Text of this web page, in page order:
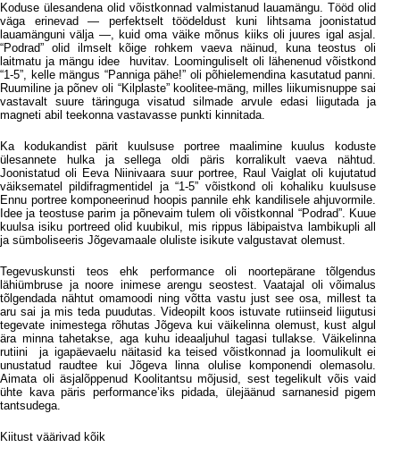
Koduse ülesandena olid võistkonnad valmistanud lauamängu. Tööd olid
väga erinevad — perfektselt töödeldust kuni lihtsama joonistatud
lauamänguni välja —, kuid oma väike mõnus kiiks oli juures igal asjal.
“Podrad” olid ilmselt kõige rohkem vaeva näinud, kuna teostus oli
laitmatu ja mängu idee
huvitav. Loominguliselt oli lähenenud võistkond
“1-5”, kelle mängus “Panniga pähe!” oli põhielemendina kasutatud panni.
Ruumiline ja põnev oli “Kilplaste” koolitee-mäng, milles liikumisnuppe sai
vastavalt suure täringuga visatud silmade arvule edasi liigutada ja
magneti abil teekonna vastavasse punkti kinnitada.
Ka kodukandist pärit kuulsuse portree maalimine kuulus koduste
ülesannete hulka ja sellega oldi päris korralikult vaeva nähtud.
Joonistatud oli Eeva Niinivaara suur portree, Raul Vaiglat oli kujutatud
väiksematel pildifragmentidel ja “1-5” võistkond oli kohaliku kuulsuse
Ennu portree komponeerinud hoopis pannile ehk kandilisele ahjuvormile.
Idee ja teostuse parim ja põnevaim tulem oli võistkonnal “Podrad”. Kuue
kuulsa isiku portreed olid kuubikul, mis rippus läbipaistva lambikupli all
ja sümboliseeris Jõgevamaale oluliste isikute valgustavat olemust.
Tegevuskunsti teos ehk performance oli noortepärane tõlgendus
lähiümbruse ja noore inimese arengu seostest. Vaatajal oli võimalus
tõlgendada nähtut omamoodi ning võtta vastu just see osa, millest ta
aru sai ja mis teda puudutas. Videopilt koos istuvate rutiinseid liigutusi
tegevate inimestega rõhutas Jõgeva kui väikelinna olemust, kust algul
ära minna tahetakse, aga kuhu ideaaljuhul tagasi tullakse. Väikelinna
rutiini
ja igapäevaelu näitasid ka teised võistkonnad ja loomulikult ei
unustatud raudtee kui Jõgeva linna olulise komponendi olemasolu.
Aimata oli äsjalõppenud Koolitantsu mõjusid, sest tegelikult võis vaid
ühte kava päris performance’iks pidada, ülejäänud sarnanesid pigem
tantsudega.
Kiitust väärivad kõik